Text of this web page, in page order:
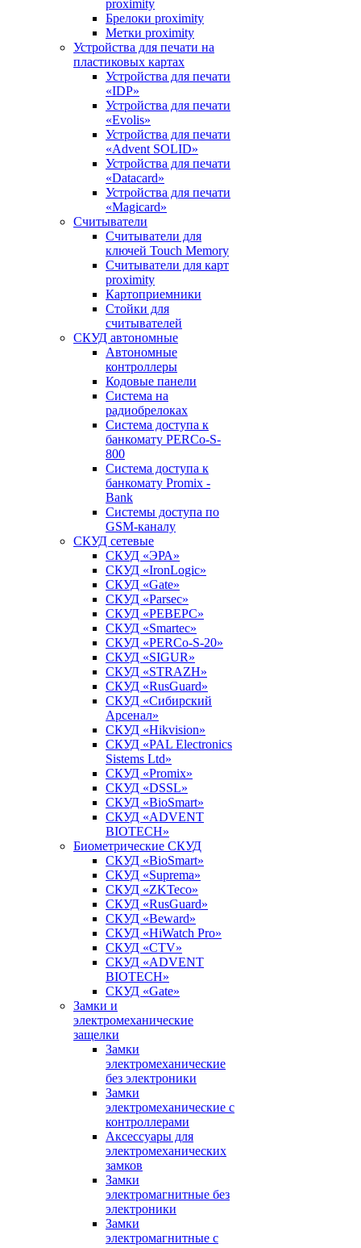
proximitу
Брелоки proximity
Метки proximity
Устройства для печати на
пластиковых картах
Устройства для печати
«IDP»
Устройства для печати
«Evolis»
Устройства для печати
«Advent SOLID»
Устройства для печати
«Datacard»
Устройства для печати
«Magicard»
Считыватели
Считыватели для
ключей Touch Memory
Считыватели для карт
proximity
Картоприемники
Стойки для
считывателей
СКУД автономные
Автономные
контроллеры
Кодовые панели
Система на
радиобрелоках
Система доступа к
банкомату PERCo-S-
800
Система доступа к
банкомату Promix -
Bank
Системы доступа по
GSM-каналу
СКУД сетевые
СКУД «ЭРА»
СКУД «IronLogic»
СКУД «Gate»
СКУД «Parsec»
СКУД «РЕВЕРС»
СКУД «Smartec»
СКУД «PERCo-S-20»
СКУД «SIGUR»
СКУД «STRAZH»
СКУД «RusGuard»
СКУД «Сибирский
Арсенал»
СКУД «Hikvision»
СКУД «PAL Electronics
Sistems Ltd»
СКУД «Promix»
СКУД «DSSL»
СКУД «BioSmart»
СКУД «ADVENT
BIOTECH»
Биометрические СКУД
СКУД «BioSmart»
СКУД «Suprema»
СКУД «ZKTeco»
СКУД «RusGuard»
СКУД «Beward»
СКУД «HiWatch Pro»
СКУД «CTV»
СКУД «ADVENT
BIOTECH»
СКУД «Gate»
Замки и
электромеханические
защелки
Замки
электромеханические
без электроники
Замки
электромеханические с
контроллерами
Аксессуары для
электромеханических
замков
Замки
электромагнитные без
электроники
Замки
электромагнитные с